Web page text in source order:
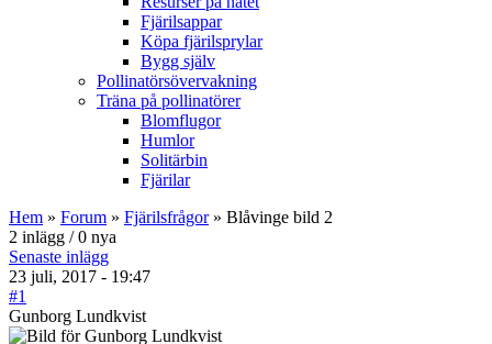
Fjärilsappar
Köpa fjärilsprylar
Bygg själv
Pollinatörsövervakning
Träna på pollinatörer
Blomflugor
Humlor
Solitärbin
Fjärilar
Hem » Forum » Fjärilsfrågor» Blåvinge bild 2
2 inlägg / 0 nya
Senaste inlägg
23 juli, 2017 - 19:47
#1
Gunborg Lundkvist